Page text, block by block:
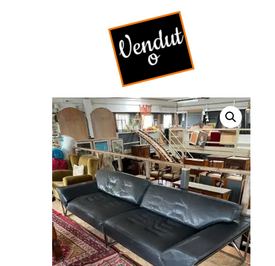
V
e
n
d
u
t
o
V
e
n
d
u
t
o